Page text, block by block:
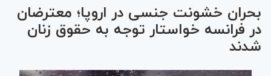
بحران خشونت جنسی در اروپا؛ معترضان
در فرانسه خواستار توجه به حقوق زنان
شدند